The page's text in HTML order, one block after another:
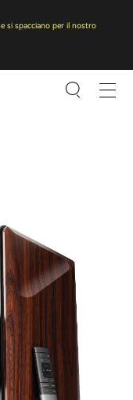
si spacciano per il nostro